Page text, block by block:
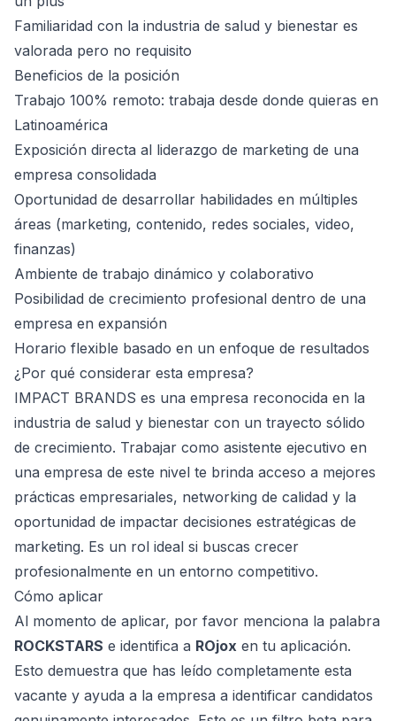
Familiaridad con la industria de salud y bienestar es
valorada pero no requisito
Beneficios de la posición
Trabajo 100% remoto: trabaja desde donde quieras en
Latinoamérica
Exposición directa al liderazgo de marketing de una
empresa consolidada
Oportunidad de desarrollar habilidades en múltiples
áreas (marketing, contenido, redes sociales, video,
finanzas)
Ambiente de trabajo dinámico y colaborativo
Posibilidad de crecimiento profesional dentro de una
empresa en expansión
Horario flexible basado en un enfoque de resultados
¿Por qué considerar esta empresa?
IMPACT BRANDS es una empresa reconocida en la
industria de salud y bienestar con un trayecto sólido
de crecimiento. Trabajar como asistente ejecutivo en
una empresa de este nivel te brinda acceso a mejores
prácticas empresariales, networking de calidad y la
oportunidad de impactar decisiones estratégicas de
marketing. Es un rol ideal si buscas crecer
profesionalmente en un entorno competitivo.
Cómo aplicar
Al momento de aplicar, por favor menciona la palabra
ROCKSTARS e identifica a ROjox en tu aplicación.
Esto demuestra que has leído completamente esta
vacante y ayuda a la empresa a identificar candidatos